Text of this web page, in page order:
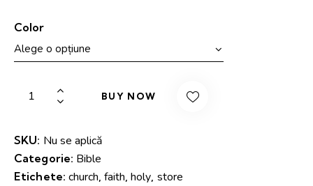
Color
BUY NOW
SKU: Nu se aplică
Categorie: Bible
Etichete: church ,faith ,holy store